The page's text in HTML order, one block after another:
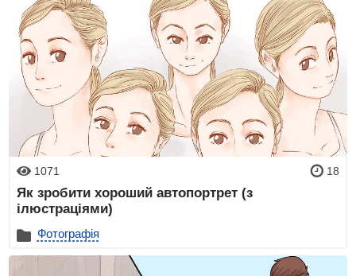
1071 18
Як зробити хороший автопортрет (з
ілюстраціями)
Фотографія